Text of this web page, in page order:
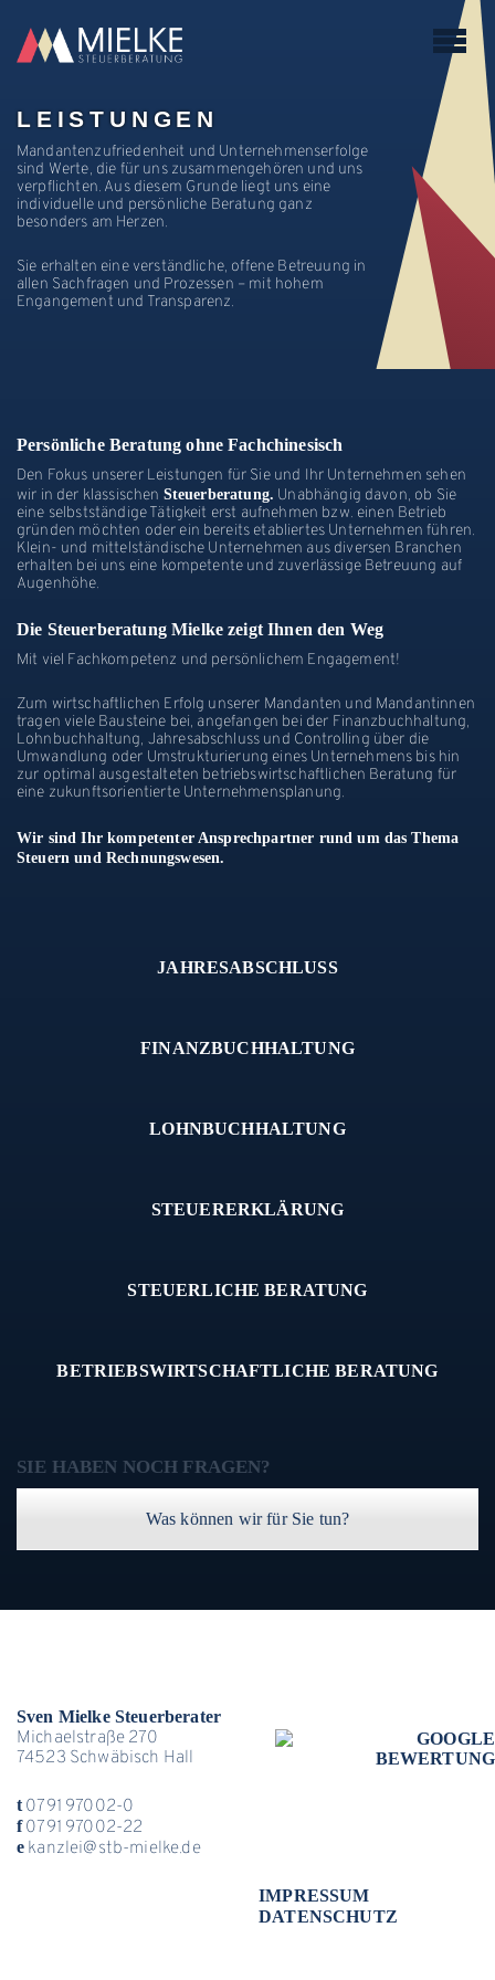
LEISTUNGEN
Mandantenzufriedenheit und Unternehmenserfolge
sind Werte, die für uns zusammengehören und uns
verpflichten. Aus diesem Grunde liegt uns eine
individuelle und persönliche Beratung ganz
besonders am Herzen.
Sie erhalten eine verständliche, offene Betreuung in
allen Sachfragen und Prozessen – mit hohem
Engangement und Transparenz.
Persönliche Beratung ohne Fachchinesisch
Den Fokus unserer Leistungen für Sie und Ihr Unternehmen sehen
wir in der klassischen Steuerberatung. Unabhängig davon, ob Sie
eine selbstständige Tätigkeit erst aufnehmen bzw. einen Betrieb
gründen möchten oder ein bereits etabliertes Unternehmen führen.
Klein- und mittelständische Unternehmen aus diversen Branchen
erhalten bei uns eine kompetente und zuverlässige Betreuung auf
Augenhöhe.
Die Steuerberatung Mielke zeigt Ihnen den Weg
Mit viel Fachkompetenz und persönlichem Engagement!
Zum wirtschaftlichen Erfolg unserer Mandanten und Mandantinnen
tragen viele Bausteine bei, angefangen bei der Finanzbuchhaltung,
Lohnbuchhaltung, Jahresabschluss und Controlling über die
Umwandlung oder Umstrukturierung eines Unternehmens bis hin
zur optimal ausgestalteten betriebswirtschaftlichen Beratung für
eine zukunftsorientierte Unternehmensplanung.
Wir sind Ihr kompetenter Ansprechpartner rund um das Thema
Steuern und Rechnungswesen.
JAHRESABSCHLUSS
FINANZBUCHHALTUNG
LOHNBUCHHALTUNG
STEUERERKLÄRUNG
STEUERLICHE BERATUNG
BETRIEBSWIRTSCHAFTLICHE BERATUNG
SIE HABEN NOCH FRAGEN?
Was können wir für Sie tun?
Sven Mielke Steuerberater
Michaelstraße 270
74523 Schwäbisch Hall
t0791 97002-0
f0791 97002-22
e kanzlei@stb-mielke.de
IMPRESSUM
DATENSCHUTZ